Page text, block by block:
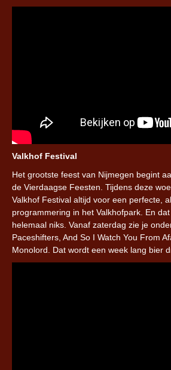
Valkhof Festival
Het grootste feest van Nijmegen begint
de Vierdaagse Feesten. Tijdens deze
Valkhof Festival altijd voor een perfecte,
programmering in het Valkhofpark. En
helemaal niks. Vanaf zaterdag zie je
Paceshifters, And So I Watch You From
Monolord. Dat wordt een week lang bier